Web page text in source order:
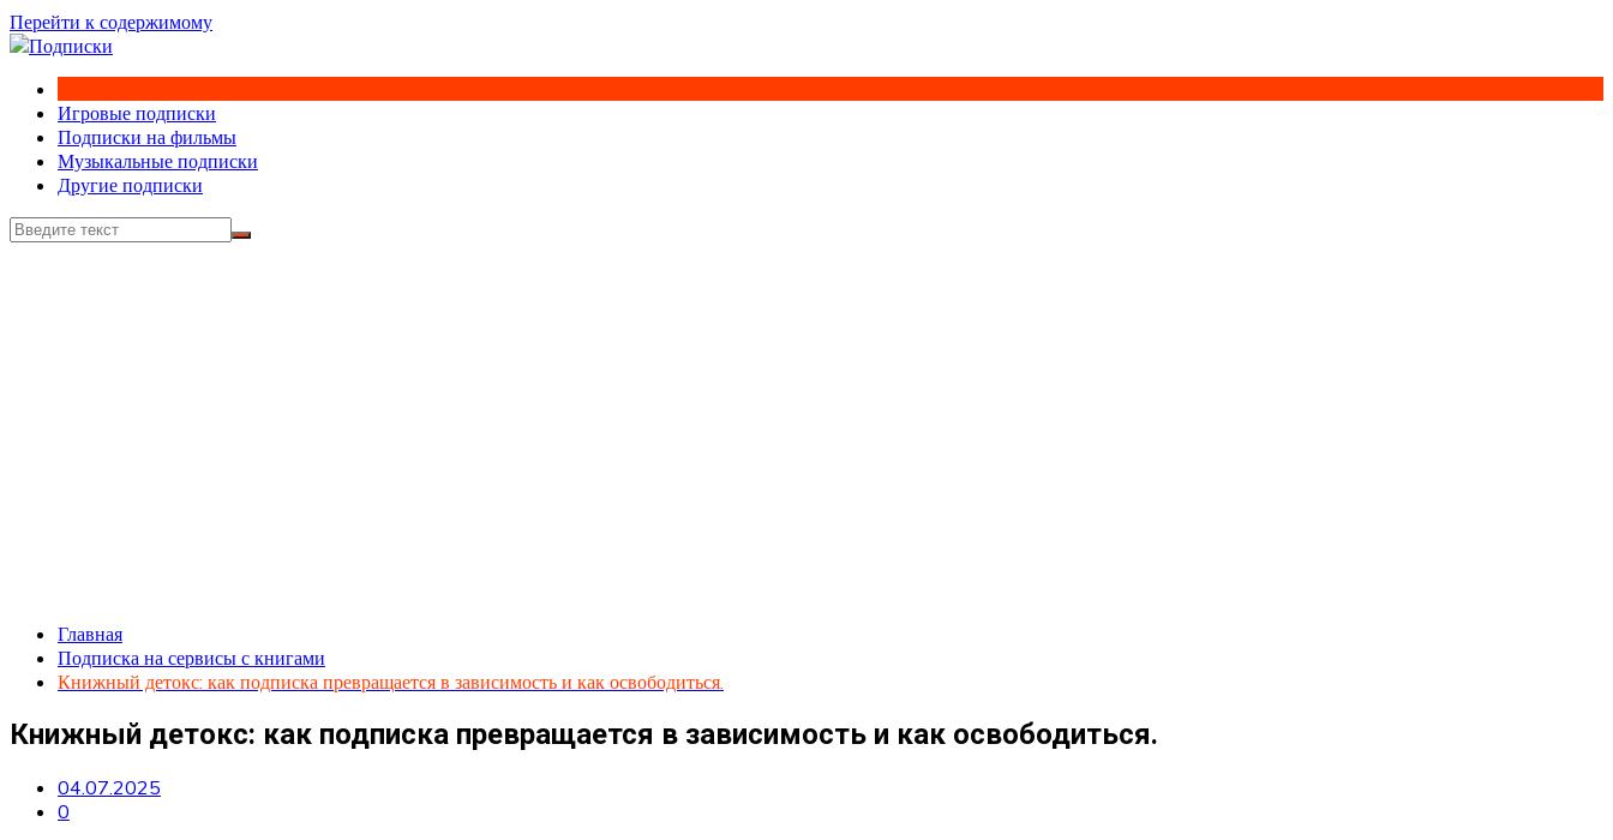
Перейти к содержимому
Игровые подписки
Подписки на фильмы
Музыкальные подписки
Другие подписки
Главная
Подписка на сервисы с книгами
Книжный детокс: как подписка превращается в зависимость и как освободиться.
Книжный детокс: как подписка превращается в зависимость и как освободиться.
04.07.2025
0